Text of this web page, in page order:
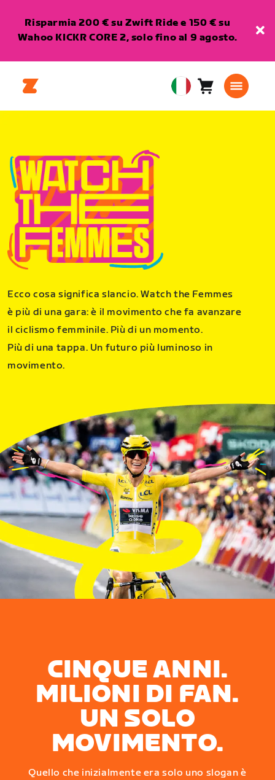
Risparmia 200 € su Zwift Ride e 150 € su
Wahoo KICKR CORE 2, solo fino al 9 agosto.
European
Union
Carrello0
Ecco cosa significa slancio. Watch the Femmes
è più di una gara: è il movimento che fa avanzare
il ciclismo femminile. Più di un momento.
Più di una tappa. Un futuro più luminoso in
movimento.
CINQUE ANNI.
MILIONI DI FAN.
UN SOLO
MOVIMENTO.
Quello che inizialmente era solo uno slogan è